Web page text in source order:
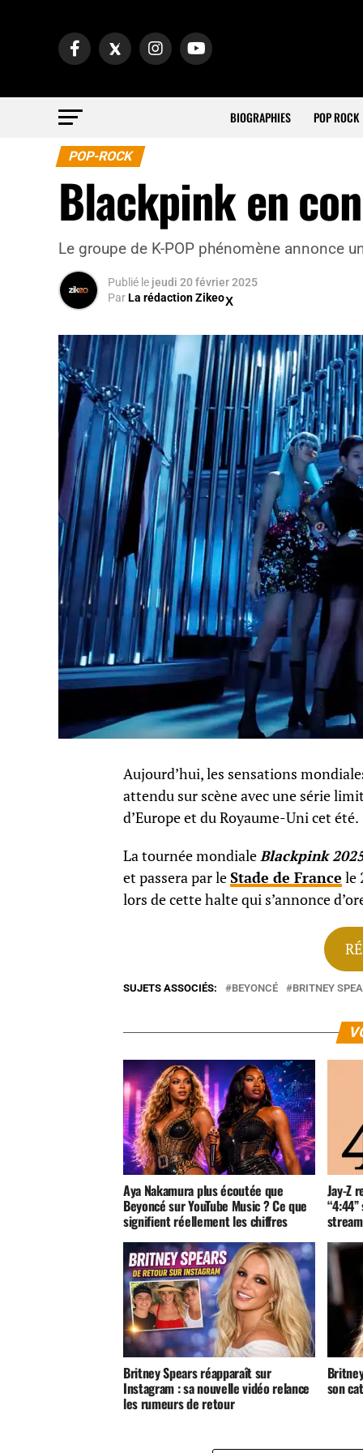
BIOGRAPHIES POP ROCK
POP-ROCK
Blackpink en
Le groupe de K-POP phénomène annonce
Publié le jeudi 20 février 2025
ParLa rédaction Zikeo
Aujourd’hui, les sensations
attendu sur scène avec une série
d’Europe et du Royaume-Uni cet été.
La tournée mondialeBlackpink
et passera par leStade de France le
lors de cette halte qui s’annonce
SUJETS ASSOCIÉS: BEYONCÉ BRITNEY
Aya Nakamura plus écoutée que
Beyoncé sur YouTube Music ? Ce que
signifient réellement les chiffres
Jay-Z
Britney Spears réapparaît sur
Instagram : sa nouvelle vidéo relance
les rumeurs de retour
son